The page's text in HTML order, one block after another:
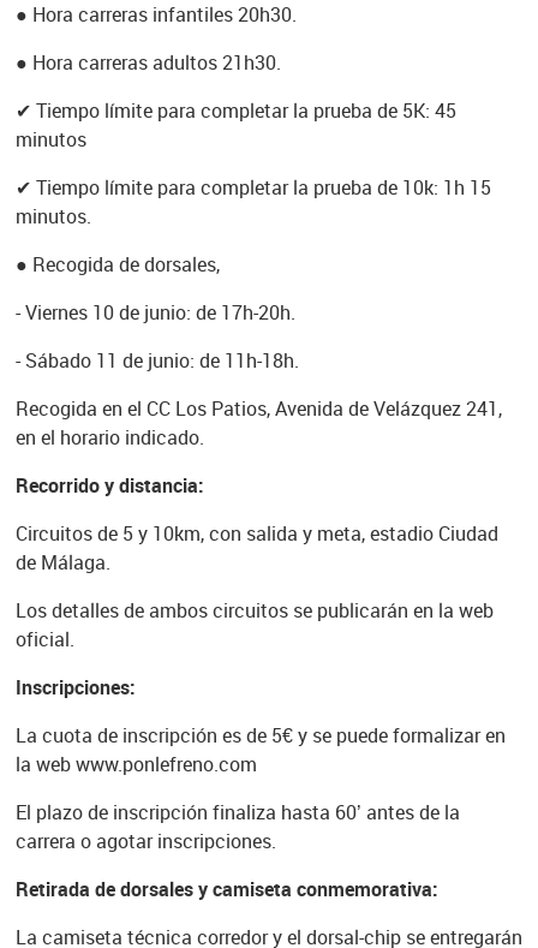
● Hora carreras infantiles 20h30.
● Hora carreras adultos 21h30.
✔ Tiempo límite para completar la prueba de 5K: 45
minutos
✔ Tiempo límite para completar la prueba de 10k: 1h 15
minutos.
● Recogida de dorsales,
- Viernes 10 de junio: de 17h-20h.
- Sábado 11 de junio: de 11h-18h.
Recogida en el CC Los Patios, Avenida de Velázquez 241,
en el horario indicado.
Recorrido y distancia:
Circuitos de 5 y 10km, con salida y meta, estadio Ciudad
de Málaga.
Los detalles de ambos circuitos se publicarán en la web
oficial.
Inscripciones:
La cuota de inscripción es de 5€ y se puede formalizar en
la web www.ponlefreno.com
El plazo de inscripción finaliza hasta 60’ antes de la
carrera o agotar inscripciones.
Retirada de dorsales y camiseta conmemorativa:
La camiseta técnica corredor y el dorsal-chip se entregarán